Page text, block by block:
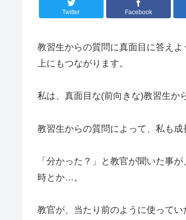
Twitter Facebook
教習生からの質問に真面目に答え
上にもつながります。
私は、真面目な(前向きな)教習生か
教習生からの質問によって、私も
「分かった？」と教官が聞いた事
時とか…。
教官が、当たり前のように使って